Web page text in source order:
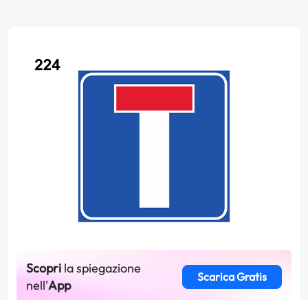
Scopri la spiegazione
nell'App
Scarica Gratis